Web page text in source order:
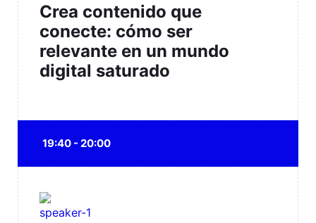
Crea contenido que
conecte: cómo ser
relevante en un mundo
digital saturado
19:40 - 20:00